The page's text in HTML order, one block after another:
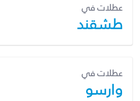
عطلات في
طشقند
عطلات في
وارسو